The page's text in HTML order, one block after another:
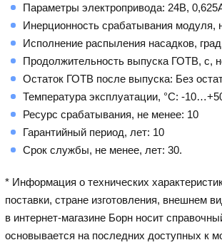
Параметры электропривода: 24В,
Инерционность срабатывания модуля,
Исполнение распыления насадков,
Продолжительность выпуска ГОТВ, с,
Остаток ГОТВ после выпуска: Без
Температура эксплуатации, °С: -
Ресурс срабатывания, не менее: 10
Гарантийный период, лет: 10
Срок службы, не менее, лет: 30.
* Информация о технических
поставки, стране изготовления, внешнем
в интернет-магазине Борн носит
основывается на последних доступных к